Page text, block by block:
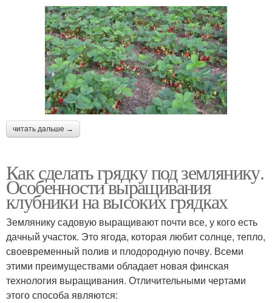
читать дальше →
Как сделать грядку под землянику.
Особенности выращивания
клубники на высоких грядках
Землянику садовую выращивают почти все, у кого есть
дачный участок. Это ягода, которая любит солнце, тепло,
своевременный полив и плодородную почву. Всеми
этими преимуществами обладает новая финская
технология выращивания. Отличительными чертами
этого способа являются: